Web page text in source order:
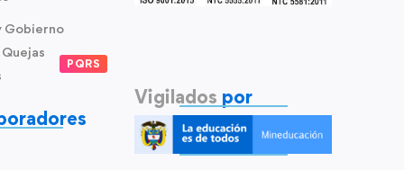
Gobierno
PQRS
Vigilados por